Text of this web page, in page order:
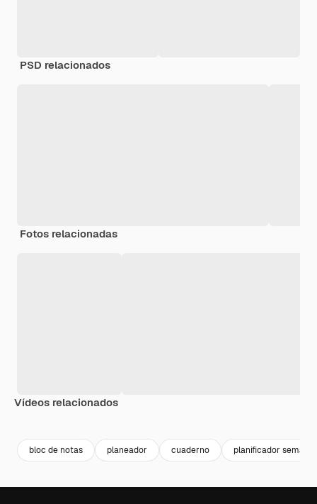
PSD relacionados
Fotos relacionadas
Vídeos relacionados
bloc de notas planeador cuaderno planificador semanal